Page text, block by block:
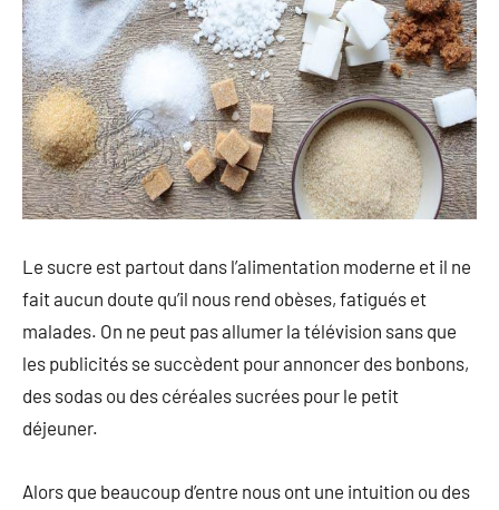
Le sucre est partout dans l’alimentation moderne et il ne
fait aucun doute qu’il nous rend obèses, fatigués et
malades. On ne peut pas allumer la télévision sans que
les publicités se succèdent pour annoncer des bonbons,
des sodas ou des céréales sucrées pour le petit
déjeuner.
Alors que beaucoup d’entre nous ont une intuition ou des